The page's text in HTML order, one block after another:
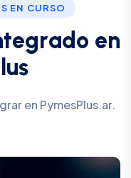
EN CURSO
tegrado en
us
en PymesPlus.ar.